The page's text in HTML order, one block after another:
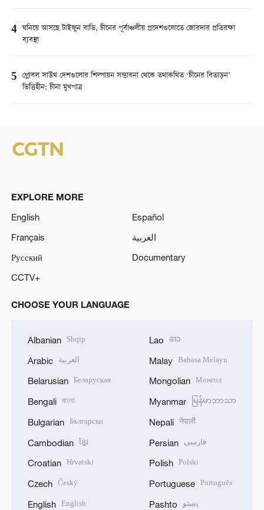
4 ঘনিয়ে আসছে টাইফুন বাভি, চীনের পূর্বাঞ্চলীয় প্রদেশগুলোতে জোরদার প্রতিরক্ষা
ব্যবস্থা
5 গ্লোবল সাউথ দেশগুলোর শিল্পায়ন সম্ভাবনা থেকে তথাকথিত ‘চীনের বিতাড়ন’
ভিত্তিহীন: চীনা মুখপাত্র
EXPLORE MORE
English
Español
Français
العربية
Русский
Documentary
CCTV+
CHOOSE YOUR LANGUAGE
Albanian Shqip
Arabic العربية
Belarusian Беларуская
Bengali বাংলা
Bulgarian Български
Cambodian ខ្មែរ
Croatian Hrvatski
Czech Český
English English
Lao ລາວ
Malay Bahasa Melayu
Mongolian Монгол
Myanmar မြန်မာဘာသာ
Nepali नेपाली
Persian فارسی
Polish Polski
Portuguese Português
Pashto پښتو